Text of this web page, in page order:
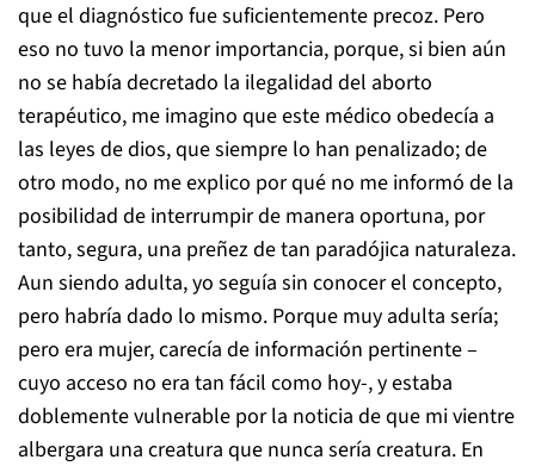
que el diagnóstico fue suficientemente precoz. Pero
eso no tuvo la menor importancia, porque, si bien aún
no se había decretado la ilegalidad del aborto
terapéutico, me imagino que este médico obedecía a
las leyes de dios, que siempre lo han penalizado; de
otro modo, no me explico por qué no me informó de la
posibilidad de interrumpir de manera oportuna, por
tanto, segura, una preñez de tan paradójica naturaleza.
Aun siendo adulta, yo seguía sin conocer el concepto,
pero habría dado lo mismo. Porque muy adulta sería;
pero era mujer, carecía de información pertinente –
cuyo acceso no era tan fácil como hoy-, y estaba
doblemente vulnerable por la noticia de que mi vientre
albergara una creatura que nunca sería creatura. En